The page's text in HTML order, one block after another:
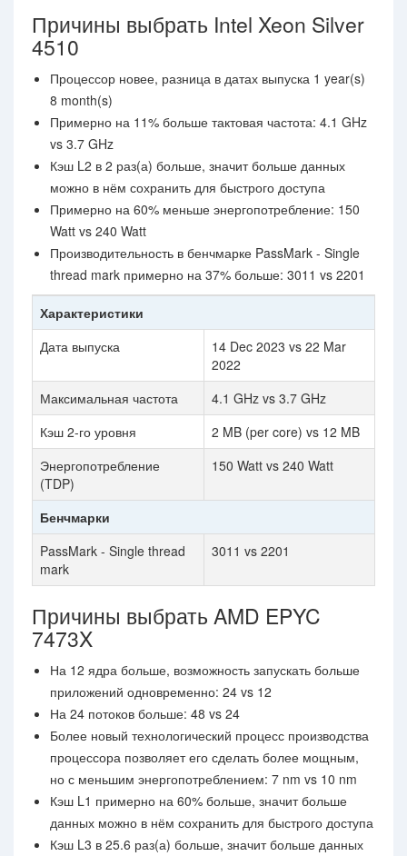
Причины выбрать Intel Xeon Silver
4510
Процессор новее, разница в датах выпуска 1 year(s)
8 month(s)
Примерно на 11% больше тактовая частота: 4.1 GHz
vs 3.7 GHz
Кэш L2 в 2 раз(а) больше, значит больше данных
можно в нём сохранить для быстрого доступа
Примерно на 60% меньше энергопотребление: 150
Watt vs 240 Watt
Производительность в бенчмарке PassMark - Single
thread mark примерно на 37% больше: 3011 vs 2201
Характеристики
Дата выпуска
14 Dec 2023 vs 22 Mar
2022
Максимальная частота
4.1 GHz vs 3.7 GHz
Кэш 2-го уровня
2 MB (per core) vs 12 MB
Энергопотребление
(TDP)
150 Watt vs 240 Watt
Бенчмарки
PassMark - Single thread
mark
3011 vs 2201
Причины выбрать AMD EPYC
7473X
На 12 ядра больше, возможность запускать больше
приложений одновременно: 24 vs 12
На 24 потоков больше: 48 vs 24
Более новый технологический процесс производства
процессора позволяет его сделать более мощным,
но с меньшим энергопотреблением: 7 nm vs 10 nm
Кэш L1 примерно на 60% больше, значит больше
данных можно в нём сохранить для быстрого доступа
Кэш L3 в 25.6 раз(а) больше, значит больше данных